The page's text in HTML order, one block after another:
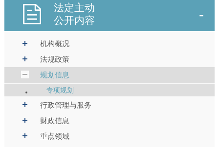
法定主动
公开内容
机构概况
法规政策
规划信息
专项规划
行政管理与服务
财政信息
重点领域